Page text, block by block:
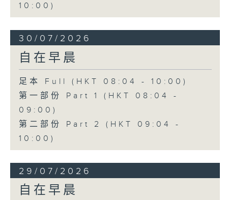
10:00)
30/07/2026
自在早晨
足本 Full (HKT 08:04 - 10:00)
第一部份 Part 1 (HKT 08:04 -
09:00)
第二部份 Part 2 (HKT 09:04 -
10:00)
29/07/2026
自在早晨